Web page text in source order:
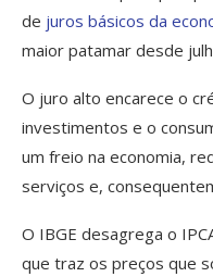
de juros básicos da
maior patamar desde
O juro alto encarece o
investimentos e o
um freio na economia,
serviços e,
O IBGE desagrega o
que traz os preços que